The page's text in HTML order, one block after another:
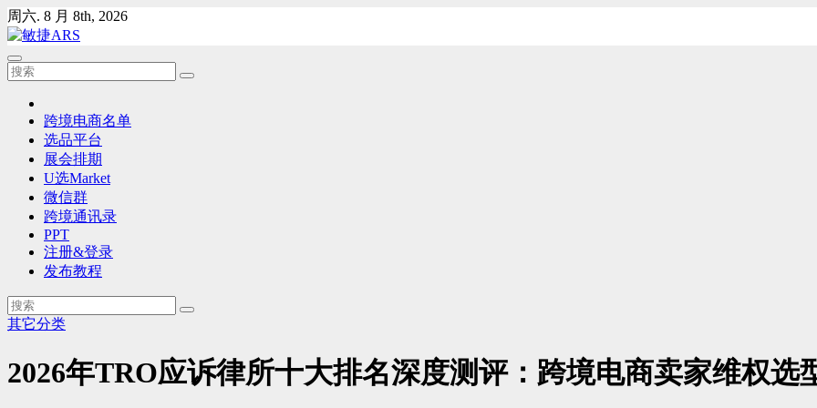
Skip
to
content
周六. 8 月 8th, 2026
跨境电商名单
选品平台
展会排期
U选Market
微信群
跨境通讯录
PPT
注册&登录
发布教程
其它分类
2026年TRO应诉律所十大排名深度测评：跨境电商卖家维权选